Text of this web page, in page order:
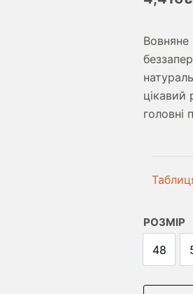
Вовняне
цікавий
головні
РОЗМІР
48